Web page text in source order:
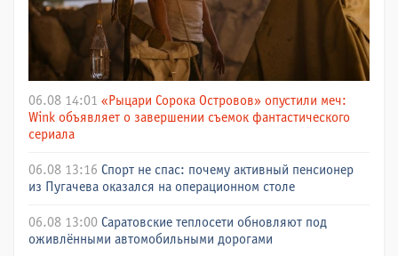
06.08 14:01 «Рыцари Сорока Островов» опустили меч:
Wink объявляет о завершении съемок фантастического
сериала
06.08 13:16 Спорт не спас: почему активный пенсионер
из Пугачева оказался на операционном столе
06.08 13:00 Саратовские теплосети обновляют под
оживлёнными автомобильными дорогами